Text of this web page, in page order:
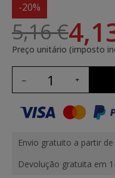
-20%
5,16 €
Preço unitário (imposto
Envio gratuito a partir
Devolução gratuita em